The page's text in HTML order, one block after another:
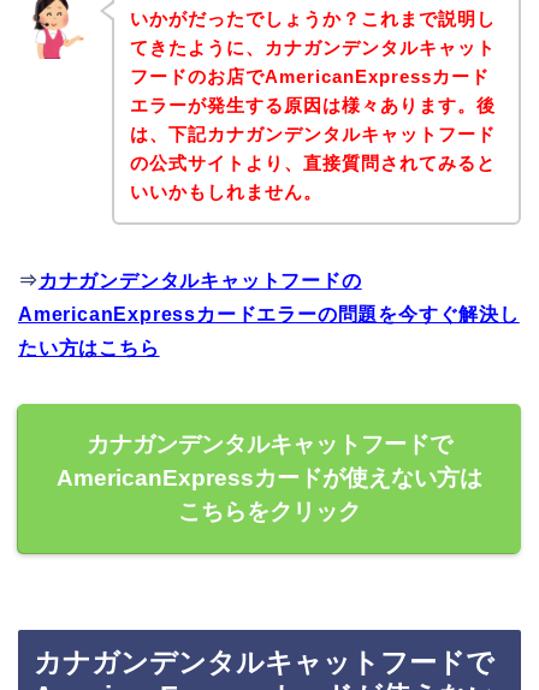
いかがだったでしょうか？これまで説明し
てきたように、カナガンデンタルキャット
フードのお店でAmericanExpressカード
エラーが発生する原因は様々あります。後
は、下記カナガンデンタルキャットフード
の公式サイトより、直接質問されてみると
いいかもしれません。
⇒ カナガンデンタルキャットフードの
AmericanExpressカードエラーの問題を今すぐ解決し
たい方はこちら
カナガンデンタルキャットフードで
AmericanExpressカードが使えない方は
こちらをクリック
カナガンデンタルキャットフードで